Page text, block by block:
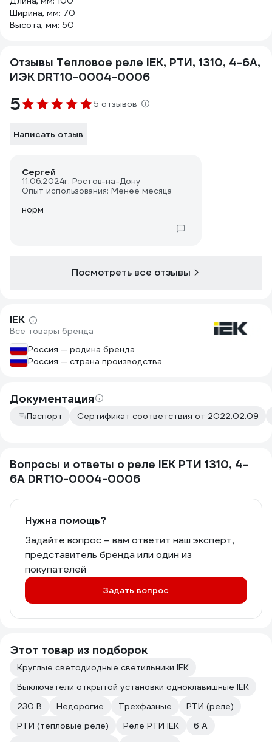
Ширина, мм: 70
Высота, мм: 50
Отзывы Тепловое реле IEK, РТИ, 1310, 4-6А,
ИЭК DRT10-0004-0006
5 5 отзывов
Написать отзыв
Сергей
11.06.2024г. Ростов-на-Дону
Опыт использования: Менее месяца
норм
Посмотреть все отзывы
IEK
Все товары бренда
Россия — родина бренда
Россия — страна производства
Документация
Паспорт Сертификат соответствия от 2022.02.09
Вопросы и ответы о реле IEK РТИ 1310, 4-
6А DRT10-0004-0006
Нужна помощь?
Задайте вопрос – вам ответит наш эксперт,
представитель бренда или один из
покупателей
Задать вопрос
Этот товар из подборок
Круглые светодиодные светильники IEK
Выключатели открытой установки одноклавишные IEK
230 В
Недорогие Трехфазные
РТИ (реле)
РТИ (тепловые реле)
Реле РТИ IEK
6 А